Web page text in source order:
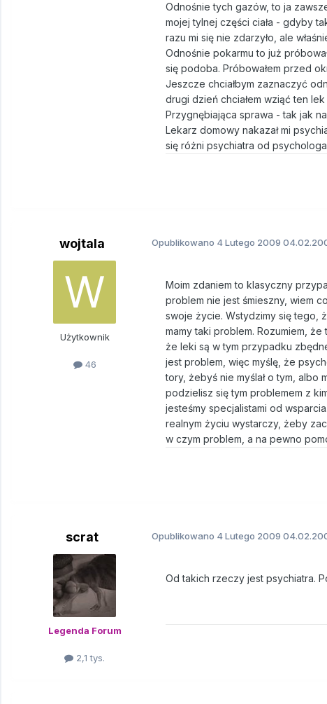
Odnośnie tych gazów, to ja
mojej tylnej części ciała - gdyby
razu mi się nie zdarzyło, ale
Odnośnie pokarmu to już
się podoba. Próbowałem przed
Jeszcze chciałbym zaznaczyć
drugi dzień chciałem wziąć ten
Przygnębiająca sprawa - tak jak
Lekarz domowy nakazał mi
się różni psychiatra od
wojtala
Użytkownik
46
Opublikowano 4 Lutego 2009
Moim zdaniem to klasyczny
problem nie jest śmieszny, wiem
swoje życie. Wstydzimy się tego,
mamy taki problem. Rozumiem,
że leki są w tym przypadku
jest problem, więc myślę, że
tory, żebyś nie myślał o tym, albo
podzielisz się tym problemem z
jesteśmy specjalistami od
realnym życiu wystarczy, żeby
w czym problem, a na pewno
scrat
Legenda Forum
2,1 tys.
Opublikowano 4 Lutego 2009
Od takich rzeczy jest psychiatra.